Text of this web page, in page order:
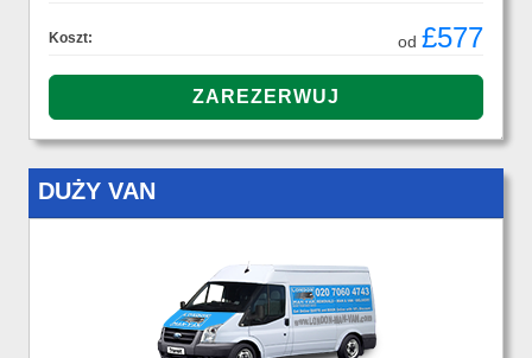
Koszt: od £577
DUŻY VAN